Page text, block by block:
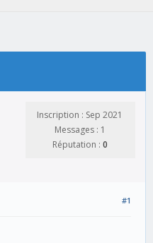
Inscription : Sep 2021
Messages : 1
Réputation : 0
#1